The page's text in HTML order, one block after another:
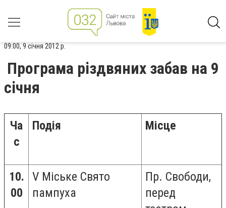
09:00, 9 січня 2012 р.
Програма різдвяних забав на 9
січня
Ча
с
Подія Місце
10.
00
V Міське Свято
пампуха
Пр. Свободи,
перед